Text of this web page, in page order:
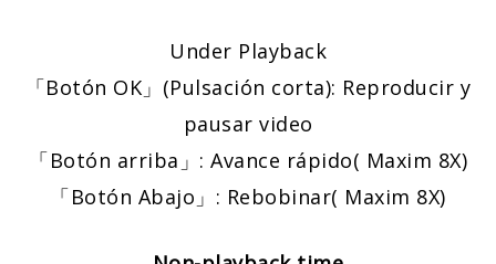
Under Playback
「Botón OK」(Pulsación corta): Reproducir y
pausar video
「Botón arriba」: Avance rápido( Maxim 8X)
「Botón Abajo」: Rebobinar( Maxim 8X)